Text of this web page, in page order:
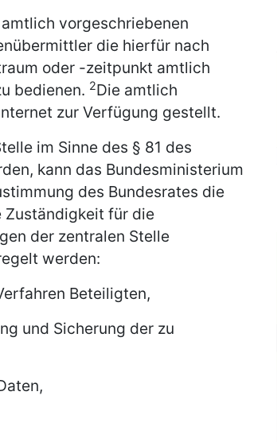
vorgeschriebenen
die hierfür nach
oder -zeitpunkt amtlich
bedienen. 2Die amtlich
zur Verfügung gestellt.
im Sinne des § 81 des
kann das Bundesministerium
des Bundesrates die
Zuständigkeit für die
der zentralen Stelle
werden:
Beteiligten,
und Sicherung der zu